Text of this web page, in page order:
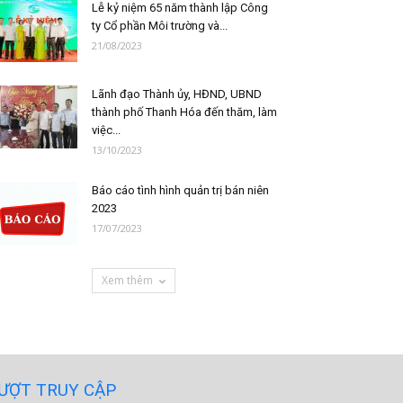
Lễ kỷ niệm 65 năm thành lập Công
ty Cổ phần Môi trường và...
21/08/2023
Lãnh đạo Thành ủy, HĐND, UBND
thành phố Thanh Hóa đến thăm, làm
việc...
13/10/2023
Báo cáo tình hình quản trị bán niên
2023
17/07/2023
Xem thêm
TRUY CẬP